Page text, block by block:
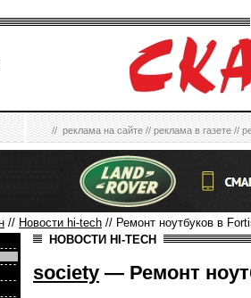
//реклама на сайте//реклама в газете//
// Новости hi-tech // Ремонт ноутбуков в
НОВОСТИ HI-TECH
society — Ремонт